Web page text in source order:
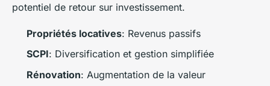
potentiel de retour sur investissement.
Propriétés locatives: Revenus passifs
SCPI: Diversification et gestion simplifiée
Rénovation: Augmentation de la valeur